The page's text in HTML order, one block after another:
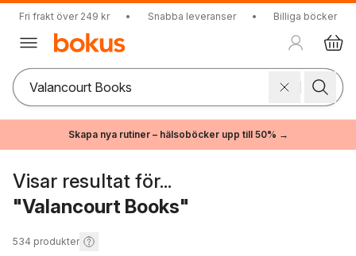
Fri frakt över 249 kr • Snabba leveranser • Billiga böcker
Skapa nya rutiner – hälsoböcker upp till 50% →
Visar resultat för...
"Valancourt Books"
534 produkter